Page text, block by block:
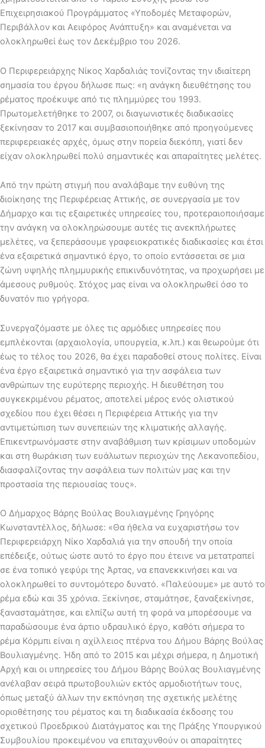
Επιχειρησιακού Προγράμματος «Υποδομές Μεταφορών,
Περιβάλλον και Αειφόρος Ανάπτυξη» και αναμένεται να
ολοκληρωθεί έως τον Δεκέμβριο του 2026.
Ο Περιφερειάρχης Νίκος Χαρδαλιάς τονίζοντας την ιδιαίτερη
σημασία του έργου δήλωσε πως: «η ανάγκη διευθέτησης του
ρέματος προέκυψε από τις πλημμύρες του 1993.
Πρωτομελετήθηκε το 2007, οι διαγωνιστικές διαδικασίες
ξεκίνησαν το 2017 και συμβασιοποιήθηκε από προηγούμενες
περιφερειακές αρχές, όμως στην πορεία διεκόπη, γιατί δεν
είχαν ολοκληρωθεί πολύ σημαντικές και απαραίτητες μελέτες.
Από την πρώτη στιγμή που αναλάβαμε την ευθύνη της
διοίκησης της Περιφέρειας Αττικής, σε συνεργασία με τον
Δήμαρχο και τις εξαιρετικές υπηρεσίες του, προτεραιοποιήσαμε
την ανάγκη να ολοκληρώσουμε αυτές τις ανεκπλήρωτες
μελέτες, να ξεπεράσουμε γραφειοκρατικές διαδικασίες και έτσι
ένα εξαιρετικά σημαντικό έργο, το οποίο εντάσσεται σε μια
ζώνη υψηλής πλημμυρικής επικινδυνότητας, να προχωρήσει με
άμεσους ρυθμούς. Στόχος μας είναι να ολοκληρωθεί όσο το
δυνατόν πιο γρήγορα.
Συνεργαζόμαστε με όλες τις αρμόδιες υπηρεσίες που
εμπλέκονται (αρχαιολογία, υπουργεία, κ.λπ.) και θεωρούμε ότι
έως το τέλος του 2026, θα έχει παραδοθεί στους πολίτες. Είναι
ένα έργο εξαιρετικά σημαντικό για την ασφάλεια των
ανθρώπων της ευρύτερης περιοχής. Η διευθέτηση του
συγκεκριμένου ρέματος, αποτελεί μέρος ενός ολιστικού
σχεδίου που έχει θέσει η Περιφέρεια Αττικής για την
αντιμετώπιση των συνεπειών της κλιματικής αλλαγής.
Επικεντρωνόμαστε στην αναβάθμιση των κρίσιμων υποδομών
και στη θωράκιση των ευάλωτων περιοχών της Λεκανοπεδίου,
διασφαλίζοντας την ασφάλεια των πολιτών μας και την
προστασία της περιουσίας τους».
Ο Δήμαρχος Βάρης Βούλας Βουλιαγμένης Γρηγόρης
Κωνσταντέλλος, δήλωσε: «Θα ήθελα να ευχαριστήσω τον
Περιφερειάρχη Νίκο Χαρδαλιά για την σπουδή την οποία
επέδειξε, ούτως ώστε αυτό το έργο που έτεινε να μετατραπεί
σε ένα τοπικό γεφύρι της Άρτας, να επανεκκινήσει και να
ολοκληρωθεί το συντομότερο δυνατό. «Παλεύουμε» με αυτό το
ρέμα εδώ και 35 χρόνια. Ξεκίνησε, σταμάτησε, ξαναξεκίνησε,
ξανασταμάτησε, και ελπίζω αυτή τη φορά να μπορέσουμε να
παραδώσουμε ένα άρτιο υδραυλικό έργο, καθότι σήμερα το
ρέμα Κόρμπι είναι η αχίλλειος πτέρνα του Δήμου Βάρης Βούλας
Βουλιαγμένης. Ήδη από το 2015 και μέχρι σήμερα, η Δημοτική
Αρχή και οι υπηρεσίες του Δήμου Βάρης Βούλας Βουλιαγμένης
ανέλαβαν σειρά πρωτοβουλιών εκτός αρμοδιοτήτων τους,
όπως μεταξύ άλλων την εκπόνηση της σχετικής μελέτης
οριοθέτησης του ρέματος και τη διαδικασία έκδοσης του
σχετικού Προεδρικού Διατάγματος και της Πράξης Υπουργικού
Συμβουλίου προκειμένου να επιταχυνθούν οι απαραίτητες